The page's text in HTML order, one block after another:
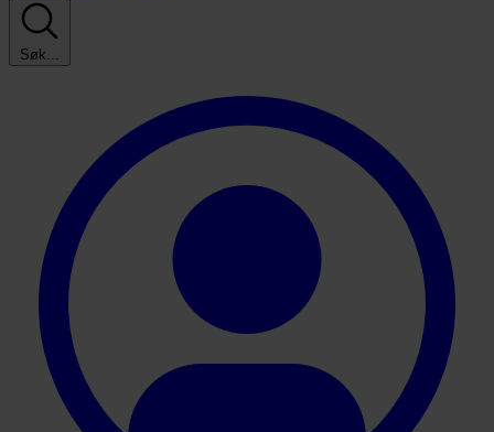
Søk...